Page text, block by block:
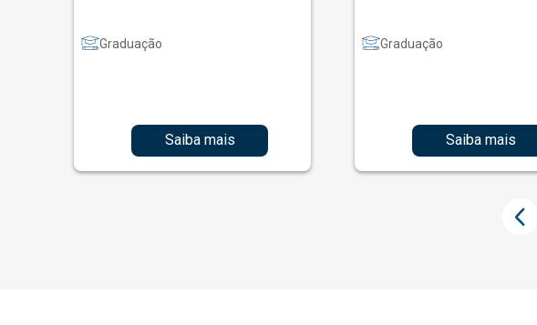
Graduação
Saiba mais
Graduação
Saiba mais